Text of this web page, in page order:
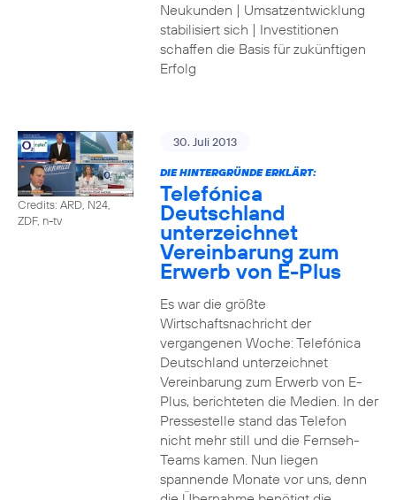
Neukunden | Umsatzentwicklung
stabilisiert sich | Investitionen
schaffen die Basis für zukünftigen
Erfolg
Credits: ARD, N24,
ZDF, n-tv
30. Juli 2013
DIE HINTERGRÜNDE ERKLÄRT:
Telefónica
Deutschland
unterzeichnet
Vereinbarung zum
Erwerb von E-Plus
Es war die größte
Wirtschaftsnachricht der
vergangenen Woche: Telefónica
Deutschland unterzeichnet
Vereinbarung zum Erwerb von E-
Plus, berichteten die Medien. In der
Pressestelle stand das Telefon
nicht mehr still und die Fernseh-
Teams kamen. Nun liegen
spannende Monate vor uns, denn